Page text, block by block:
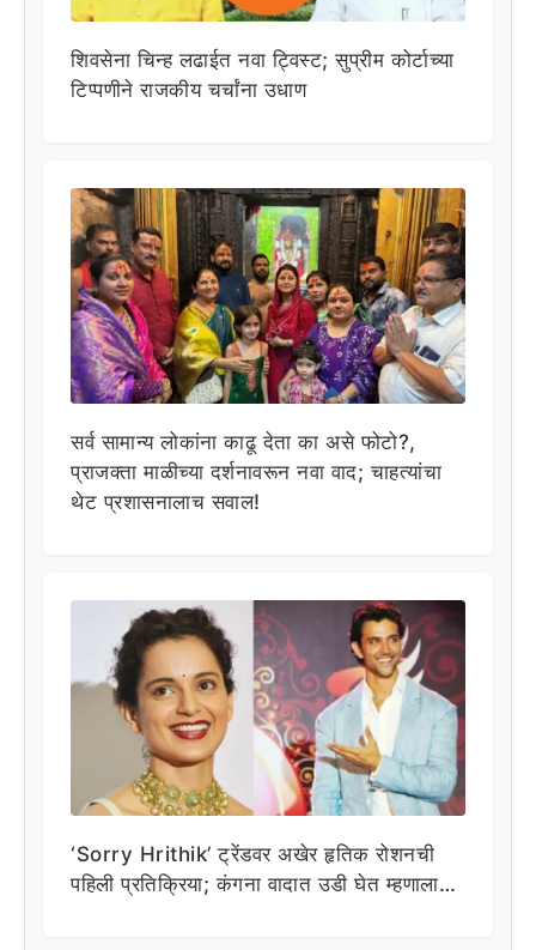
शिवसेना चिन्ह लढाईत नवा ट्विस्ट; सुप्रीम कोर्टाच्या
टिप्पणीने राजकीय चर्चांना उधाण
सर्व सामान्य लोकांना काढू देता का असे फोटो?,
प्राजक्ता माळीच्या दर्शनावरून नवा वाद; चाहत्यांचा
थेट प्रशासनालाच सवाल!
‘Sorry Hrithik’ ट्रेंडवर अखेर हृतिक रोशनची
पहिली प्रतिक्रिया; कंगना वादात उडी घेत म्हणाला…